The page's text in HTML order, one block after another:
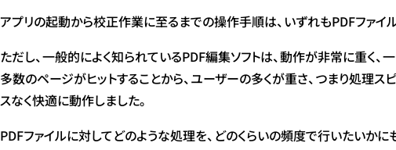
アプリの起動から校正作業に至るまでの操作手順は、いずれもPDFファ
ただし、一般的によく知られているPDF編集ソフトは、動作が非常に重く
多数のページがヒットすることから、ユーザーの多くが重さ、つまり処
スなく快適に動作しました。
PDFファイルに対してどのような処理を、どのくらいの頻度で行いたいか